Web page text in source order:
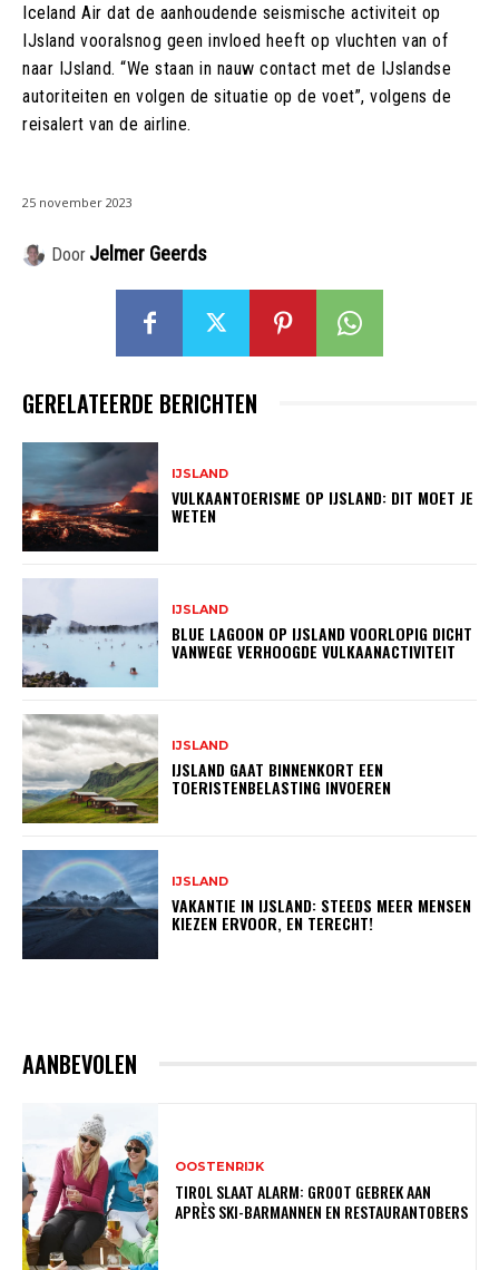
Iceland Air dat de aanhoudende seismische activiteit op
IJsland vooralsnog geen invloed heeft op vluchten van of
naar IJsland. “We staan in nauw contact met de IJslandse
autoriteiten en volgen de situatie op de voet”, volgens de
reisalert van de airline.
25 november 2023
Door Jelmer Geerds
GERELATEERDE BERICHTEN
IJSLAND
VULKAANTOERISME OP IJSLAND: DIT MOET JE
WETEN
IJSLAND
BLUE LAGOON OP IJSLAND VOORLOPIG DICHT
VANWEGE VERHOOGDE VULKAANACTIVITEIT
IJSLAND
IJSLAND GAAT BINNENKORT EEN
TOERISTENBELASTING INVOEREN
IJSLAND
VAKANTIE IN IJSLAND: STEEDS MEER MENSEN
KIEZEN ERVOOR, EN TERECHT!
AANBEVOLEN
OOSTENRIJK
TIROL SLAAT ALARM: GROOT GEBREK AAN
APRÈS SKI-BARMANNEN EN RESTAURANTOBERS